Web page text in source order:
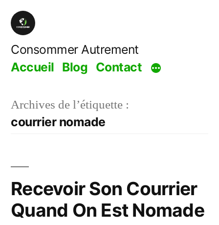
Aller
contenu
Consommer Autrement
Accueil Blog Contact
Archives de l’étiquette :
courrier nomade
Recevoir Son Courrier
Quand On Est Nomade